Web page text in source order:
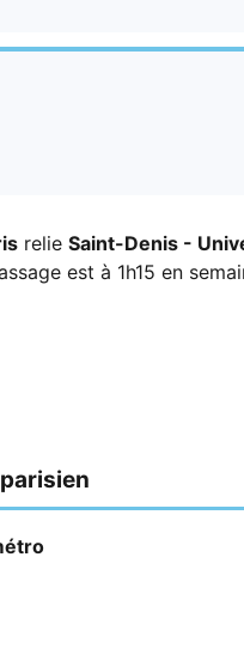
relie Saint-Denis -
est à 1h15 en